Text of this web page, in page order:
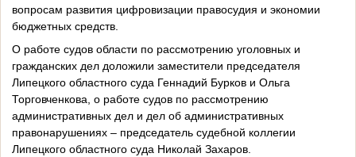
вопросам развития цифровизации правосудия и экономии
бюджетных средств.
О работе судов области по рассмотрению уголовных и
гражданских дел доложили заместители председателя
Липецкого областного суда Геннадий Бурков и Ольга
Торговченкова, о работе судов по рассмотрению
административных дел и дел об административных
правонарушениях – председатель судебной коллегии
Липецкого областного суда Николай Захаров.